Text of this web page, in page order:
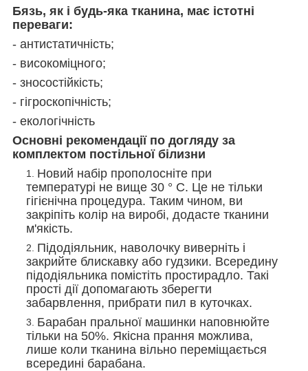
Бязь, як і будь-яка тканина, має істотні
переваги:
- антистатичність;
- високоміцного;
- зносостійкість;
- гігроскопічність;
- екологічність
Основні рекомендації по догляду за
комплектом постільної білизни
Новий набір прополосніте при
температурі не вище 30 ° С. Це не тільки
гігієнічна процедура. Таким чином, ви
закріпіть колір на виробі, додасте тканини
м'якість.
Підодіяльник, наволочку виверніть і
закрийте блискавку або гудзики. Всередину
підодіяльника помістіть простирадло. Такі
прості дії допомагають зберегти
забарвлення, прибрати пил в куточках.
Барабан пральної машинки наповнюйте
тільки на 50%. Якісна прання можлива,
лише коли тканина вільно переміщається
всередині барабана.